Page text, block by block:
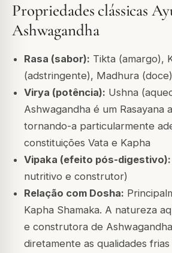
Propriedades clássicas
Ashwagandha
Rasa (sabor): Tikta (amargo),
(adstringente), Madhura (doce)
Virya (potência): Ushna
Ashwagandha é um Rasayana
tornando-a particularmente
constituições Vata e Kapha
Vipaka (efeito pós-digestivo):
nutritivo e construtor)
Relação com Dosha:
Kapha Shamaka. A natureza
e construtora de
diretamente as qualidades